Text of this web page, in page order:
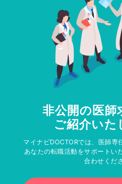
非公開の医師
ご紹介いた
マイナビDOCTORでは、医師専
あなたの転職活動をサポートい
合わせくだ